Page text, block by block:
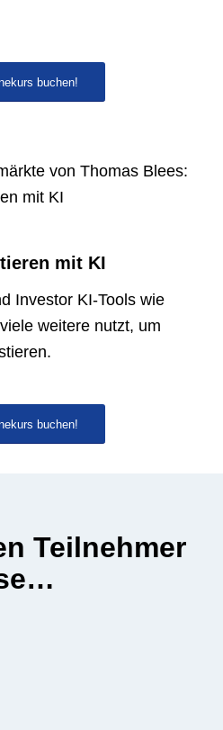
buchen!
mit KI
Investor KI-Tools wie
weitere nutzt, um
buchen!
Teilnehmer